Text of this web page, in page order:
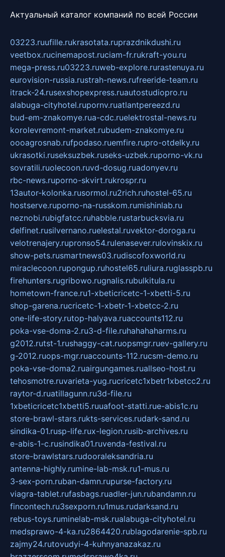
Актуальный каталог компаний по всей России
03223.ruufille.rukrasotata.ruprazdnikdushi.ru
veetbox.rucinemapost.ruciam-fr.rukraft-you.ru
mega-press.ru03223.ruweb-explore.rurastenuya.ru
eurovision-russia.rustrah-news.rufreeride-team.ru
itrack-24.rusexshopexpress.ruautostudiopro.ru
alabuga-cityhotel.rupornv.ruatlantpereezd.ru
bud-em-znakomye.rua-cdc.ruelektrostal-news.ru
korolevremont-market.rubudem-znakomye.ru
oooagrosnab.rufpodaso.ruemfire.rupro-otdelky.ru
ukrasotki.ruseksuzbek.ruseks-uzbek.ruporno-vk.ru
sovratili.ruolecoon.ruvd-dosug.ruadonyev.ru
rbc-news.ruporno-skvirt.rukrospr.ru
13autor-kolonka.rusormol.ru2rich.ruhostel-65.ru
hostserve.ruporno-na-russkom.rumishinlab.ru
neznobi.rubigfatcc.ruhabble.rustarbucksvia.ru
delfinet.rusilvernano.ruelestal.ruvektor-doroga.ru
velotrenajery.rupronso54.rulenasever.rulovinskix.ru
show-pets.rusmartnews03.rudiscofoxworld.ru
miraclecoon.rupongup.ruhostel65.ruliura.ruglasspb.ru
firehunters.rugribowo.rugnalis.rubulkitula.ru
hometown-france.ru1-xbeticricetc-1-xbetti-5.ru
shop-garena.rucricetc-1-xbetr-1-xbetcc-2.ru
one-life-story.rutop-halyava.ruaccounts112.ru
poka-vse-doma-2.ru3-d-file.ruhahahaharms.ru
g2012.rutst-1.rushaggy-cat.ruopsmgr.ruev-gallery.ru
g-2012.ruops-mgr.ruaccounts-112.rucsm-demo.ru
poka-vse-doma2.ruairgungames.ruallseo-host.ru
tehosmotre.ruvarieta-yug.rucricetc1xbetr1xbetcc2.ru
raytor-d.ruatillagunn.ru3d-file.ru
1xbeticricetc1xbetti5.ruuafoot-statti.rue-abis1c.ru
store-brawl-stars.rukts-services.rudark-sand.ru
sindika-01.rusp-life.rux-legion.rusib-archives.ru
e-abis-1-c.rusindika01.ruvenda-festival.ru
store-brawlstars.rudooraleksandria.ru
antenna-highly.rumine-lab-msk.ru1-mus.ru
3-sex-porn.ruban-damn.rupurse-factory.ru
viagra-tablet.rufasbags.ruadler-jun.rubandamn.ru
fincontech.ru3sexporn.ru1mus.rudarksand.ru
rebus-toys.ruminelab-msk.rualabuga-cityhotel.ru
medsprawo-4-ka.ru2864420.rublagodarenie-spb.ru
zajmy24.rutovudyi-4-kuhnyanazakaz.ru